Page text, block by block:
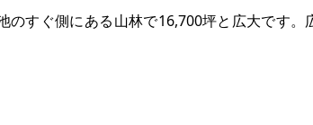
のすぐ側にある山林で16,700坪と広大です。